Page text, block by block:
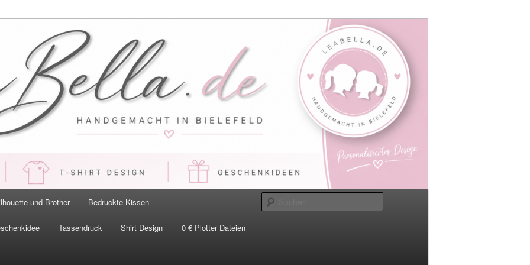
in Bielefeld
und Brother Bedruckte Kissen
Tassendruck Shirt Design 0 € Plotter Dateien